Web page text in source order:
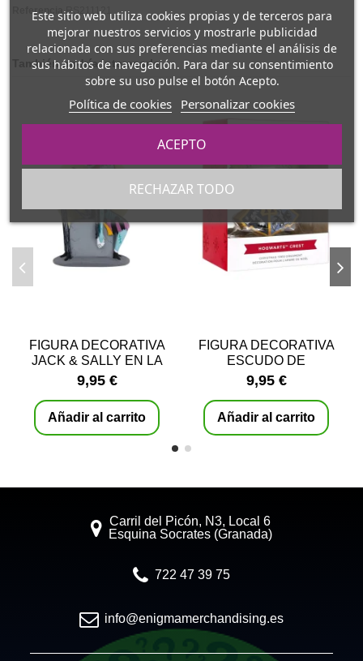
Referencia RS211121
También podría interesarle
FIGURA DECORATIVA
JACK & SALLY EN LA
LUNA RESINA 8,5 CM
9,95 €
Añadir al carrito
FIGURA DECORATIVA
ESCUDO DE
HOGWARTS, HARRY
POTTER RESINA 7,5 CM
9,95 €
Añadir al carrito
Carril del Picón, N3, Local 6
Esquina Socrates (Granada)
722 47 39 75
info@enigmamerchandising.es
Este sitio web utiliza cookies propias y de terceros para
mejorar nuestros servicios y mostrarle publicidad
relacionada con sus preferencias mediante el análisis de
sus hábitos de navegación. Para dar su consentimiento
sobre su uso pulse el botón Acepto.
Política de cookies Personalizar cookies
RECHAZAR TODO
ACEPTO